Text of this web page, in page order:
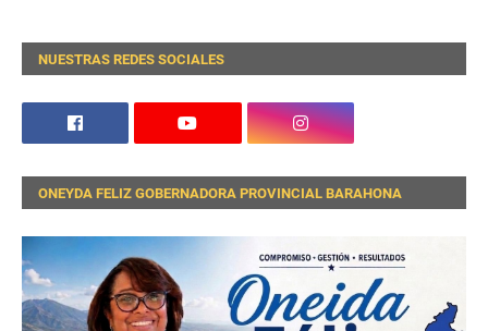
NUESTRAS REDES SOCIALES
ONEYDA FELIZ GOBERNADORA PROVINCIAL BARAHONA